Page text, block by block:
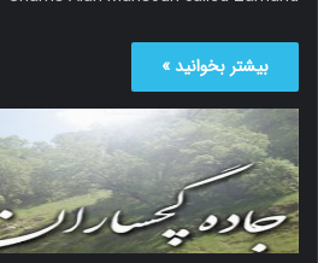
بیشتر بخوانید »